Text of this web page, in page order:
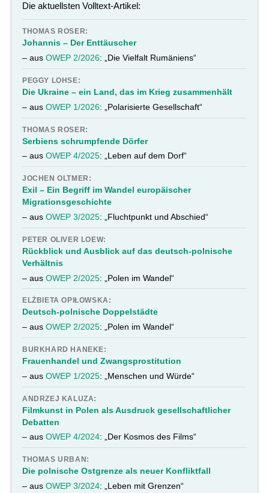
Die aktuellsten Volltext-Artikel:
THOMAS ROSER:
Johannis – Der Enttäuscher
– ausOWEP 2/2026: „Die Vielfalt Rumäniens“
PEGGY LOHSE:
Die Ukraine – ein Land, das im Krieg zusammenhält
– ausOWEP 1/2026: „Polarisierte Gesellschaft“
THOMAS ROSER:
Serbiens schrumpfende Dörfer
– ausOWEP 4/2025: „Leben auf dem Dorf“
JOCHEN OLTMER:
Exil – Ein Begriff im Wandel europäischer
Migrationsgeschichte
– ausOWEP 3/2025: „Fluchtpunkt und Abschied“
PETER OLIVER LOEW:
Rückblick und Ausblick auf das deutsch-polnische
Verhältnis
– ausOWEP 2/2025: „Polen im Wandel“
ELŻBIETA OPIŁOWSKA:
Deutsch-polnische Doppelstädte
– ausOWEP 2/2025: „Polen im Wandel“
BURKHARD HANEKE:
Frauenhandel und Zwangsprostitution
– ausOWEP 1/2025: „Menschen und Würde“
ANDRZEJ KALUZA:
Filmkunst in Polen als Ausdruck gesellschaftlicher
Debatten
– ausOWEP 4/2024: „Der Kosmos des Films“
THOMAS URBAN:
Die polnische Ostgrenze als neuer Konfliktfall
– ausOWEP 3/2024: „Leben mit Grenzen“